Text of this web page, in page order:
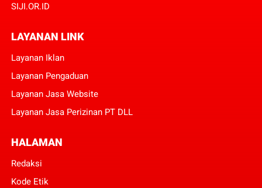
SIJI.OR.ID
LAYANAN LINK
Layanan Iklan
Layanan Pengaduan
Layanan Jasa Website
Layanan Jasa Perizinan PT DLL
HALAMAN
Redaksi
Kode Etik